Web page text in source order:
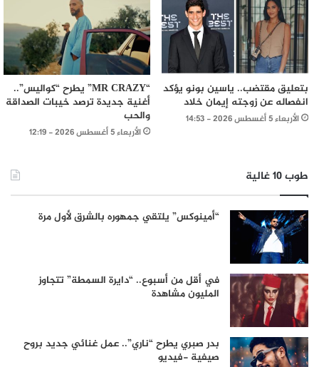
بتعليق مقتضب.. ياسين بونو يؤكد
انفصاله عن زوجته إيمان خلاد
الأربعاء 5 أغسطس 2026 - 14:53
“MR CRAZY” يطرح “كواليس”..
أغنية جديدة ترصد خيبات الصداقة
والحب
الأربعاء 5 أغسطس 2026 - 12:19
طوب 10 غالية
“أمينوكس” يلتقي جمهوره بالشرق لأول مرة
في أقل من أسبوع.. “دايرة السمطة” تتجاوز
المليون مشاهدة
بدر صبري يطرح “ناري”.. عمل غنائي جديد بروح
صيفية -فيديو